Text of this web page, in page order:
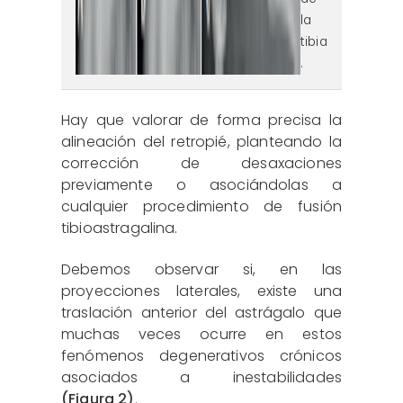
la
tibia
.
Hay que valorar de forma precisa la
alineación del retropié, planteando la
corrección de desaxaciones
previamente o asociándolas a
cualquier procedimiento de fusión
tibioastragalina.
Debemos observar si, en las
proyecciones laterales, existe una
traslación anterior del astrágalo que
muchas veces ocurre en estos
fenómenos degenerativos crónicos
asociados a inestabilidades